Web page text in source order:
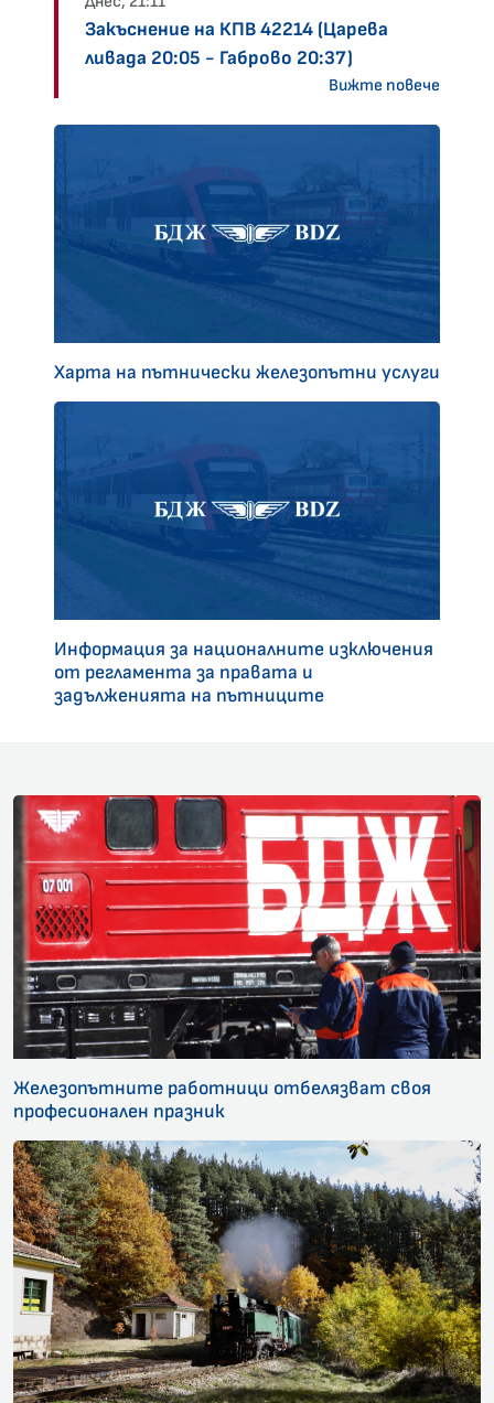
Закъснение на КПВ 42214 (Царева
ливада 20:05 - Габрово 20:37)
Вижте повече
Харта на пътнически железопътни услуги
Информация за националните изключения
от регламента за правата и
задълженията на пътниците
Железопътните работници отбелязват своя
професионален празник